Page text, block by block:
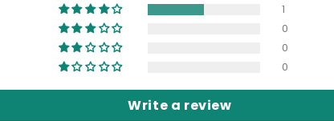
1
0
0
0
Write a review